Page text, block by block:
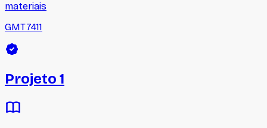
materiais
GMT7411
Projeto 1